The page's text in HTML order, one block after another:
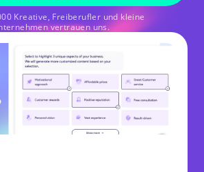
Kreative, Freiberufler und kleine
vertrauen uns.